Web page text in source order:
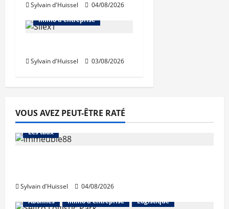
Sylvain d'Huissel 04/08/2026
Abonnés
Bureaux
Immo d'entreprise
Sylvain d'Huissel 03/08/2026
VOUS AVEZ PEUT-ÊTRE RATÉ
Abonnés Financement
L'avis des courtiers
Les taux
Sylvain d'Huissel
04/08/2026
Abonnés
Immo d'entreprise Logistique